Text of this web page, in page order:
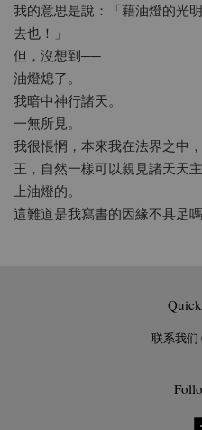
我的意思是說：「藉油燈的光
去也！」
但，沒想到──
油燈熄了。
我暗中神行諸天。
一無所見。
我很悵惘，本來我在法界之中
王，自然一樣可以親見諸天天
上油燈的。
這難道是我寫書的因緣不具足
联系我们